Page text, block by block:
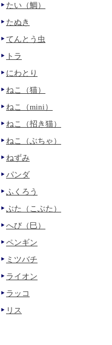
たい（鯛）
たぬき
てんとう虫
トラ
にわとり
ねこ（猫）
ねこ（mini）
ねこ（招き猫）
ねこ（ぶちゃ）
ねずみ
パンダ
ふくろう
ぶた（こぶた）
へび（巳）
ペンギン
ミツバチ
ライオン
ラッコ
リス